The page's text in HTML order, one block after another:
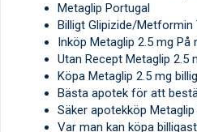
Metaglip Portugal
Billigt Glipizide/Metformin
Inköp Metaglip 2.5 mg På
Utan Recept Metaglip 2.5
Köpa Metaglip 2.5 mg
Bästa apotek för att
Säker apotekköp
Var man kan köpa